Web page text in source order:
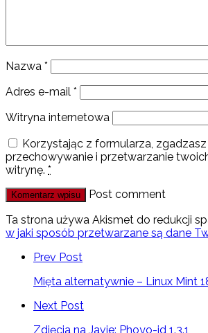
Nazwa *
Adres e-mail *
Witryna internetowa
Korzystając z formularza, zgadzasz
przechowywanie i przetwarzanie
witrynę. *
Post comment
Ta strona używa Akismet do redukcji
w jaki sposób przetwarzane są dane
Prev Post
Mięta alternatywnie – Linux Mint
Next Post
Zdjęcia na Javie: Phoyo-id 1.3.1